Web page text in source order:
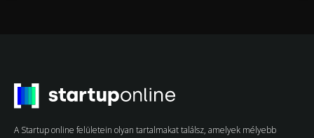
A Startup online felületein olyan tartalmakat találsz, amelyek mélyebb